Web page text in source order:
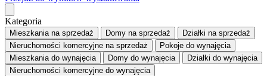
Kategoria
Mieszkaniana sprzedaż Domy na sprzedaż Działki na sprzedaż
Nieruchomości komercyjne na sprzedaż Pokoje do wynajęcia
Mieszkaniado wynajęcia Domy do wynajęcia Działki do wynajęcia
Nieruchomości komercyjne do wynajęcia